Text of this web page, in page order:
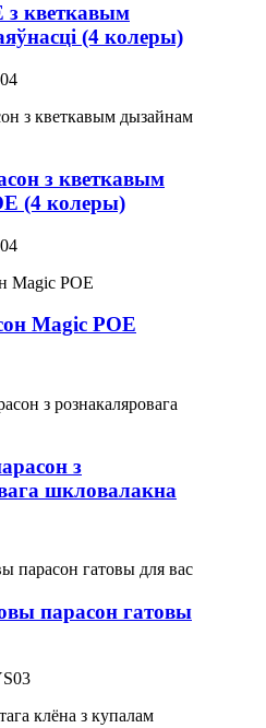
з кветкавым
(4 колеры)
з кветкавым
(4 колеры)
Magic POE
з
шкловалакна
парасон гатовы